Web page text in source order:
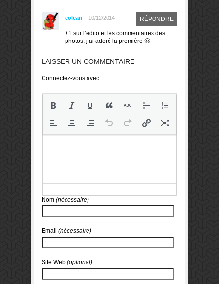
eolean 10/12/2014 RÉPONDRE
+1 sur l’edito et les commentaires des
photos, j’ai adoré la première 🙂
LAISSER UN COMMENTAIRE
Connectez-vous avec:
Nom (nécessaire)
Email (nécessaire)
Site Web (optional)